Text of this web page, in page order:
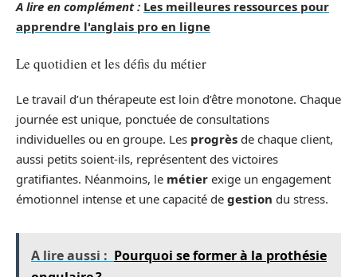
A lire en complément : Les meilleures ressources pour
apprendre l'anglais pro en ligne
Le quotidien et les défis du métier
Le travail d’un thérapeute est loin d’être monotone. Chaque
journée est unique, ponctuée de consultations
individuelles ou en groupe. Les progrès de chaque client,
aussi petits soient-ils, représentent des victoires
gratifiantes. Néanmoins, le métier exige un engagement
émotionnel intense et une capacité de gestion du stress.
A lire aussi : Pourquoi se former à la prothésie